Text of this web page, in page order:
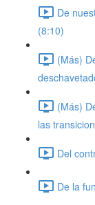
De
(8:10)
(Más)
(Más)
las
Del
De la